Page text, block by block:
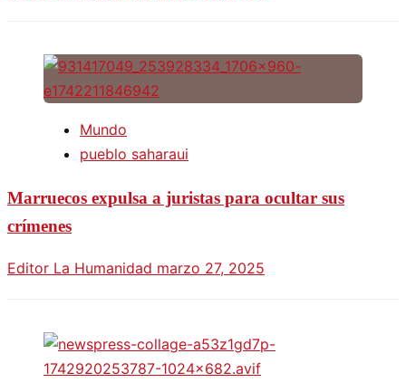
Mundo
pueblo saharaui
Marruecos expulsa a juristas para ocultar sus
crímenes
Editor La Humanidad marzo 27, 2025